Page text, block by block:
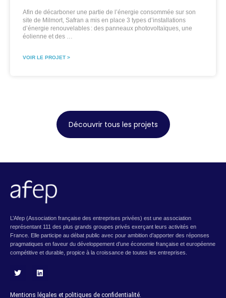
Afin de décarboner une partie de l’énergie consommée sur son
site de Milmort, Safran a mis en place 3 types d’installations
d’énergie renouvelables : des panneaux photovoltaïques, une
éolienne et des …
VOIR LE PROJET >
Découvrir tous les projets
L’Afep (Association française des entreprises privées) est une association
représentant 111 des plus grands groupes privés exerçant leurs activités en
France. Elle participe au débat public avec pour ambition d’apporter des réponses
pragmatiques en faveur du développement d’une économie française et européenne
compétitive et durable, propice à la croissance de toutes les entreprises.
i
n
Mentions légales et politiques de confidentialité.